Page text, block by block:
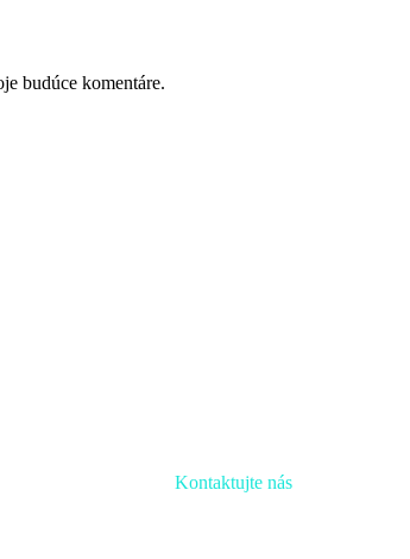
budúce komentáre.
Kontaktujte nás